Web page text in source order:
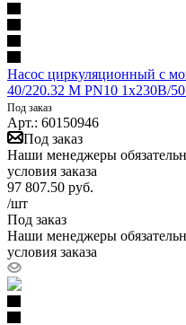
Насос циркуляционный с
40/220.32 M PN10 1х230В/
Под заказ
Арт.: 60150946
Под заказ
Наши менеджеры
условия заказа
97 807.50 руб.
/шт
Под заказ
Наши менеджеры
условия заказа